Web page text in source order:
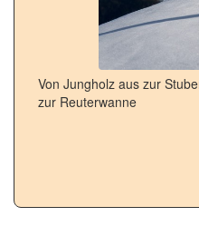
Von Jungholz aus zur
zur Reuterwanne